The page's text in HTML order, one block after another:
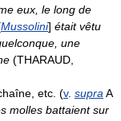
eux, le long de
Mussolini] était vêtu
une
(THARAUD,
etc. (v. supra A
molles battaient sur